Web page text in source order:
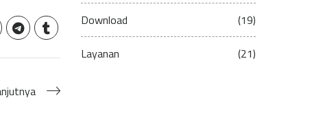
Download (19)
Layanan (21)